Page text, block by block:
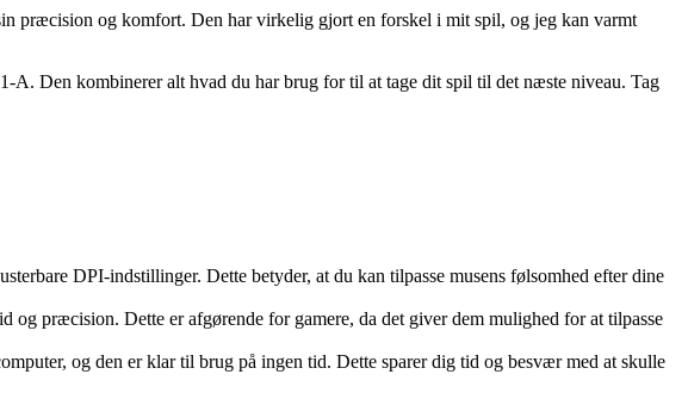
præcision og komfort. Den har virkelig gjort en forskel i mit spil, og jeg kan varmt
A. Den kombinerer alt hvad du har brug for til at tage dit spil til det næste niveau. Tag
DPI-indstillinger. Dette betyder, at du kan tilpasse musens følsomhed efter dine
præcision. Dette er afgørende for gamere, da det giver dem mulighed for at tilpasse
og den er klar til brug på ingen tid. Dette sparer dig tid og besvær med at skulle